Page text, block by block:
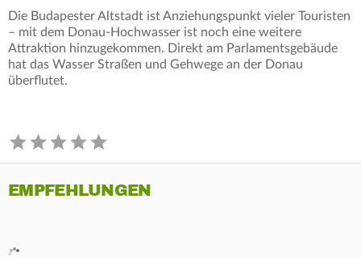
Die Budapester Altstadt ist Anziehungspunkt vieler Touristen
– mit dem Donau-Hochwasser ist noch eine weitere
Attraktion hinzugekommen. Direkt am Parlamentsgebäude
hat das Wasser Straßen und Gehwege an der Donau
überflutet.
EMPFEHLUNGEN